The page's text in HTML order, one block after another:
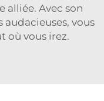
alliée. Avec son
audacieuses, vous
où vous irez.